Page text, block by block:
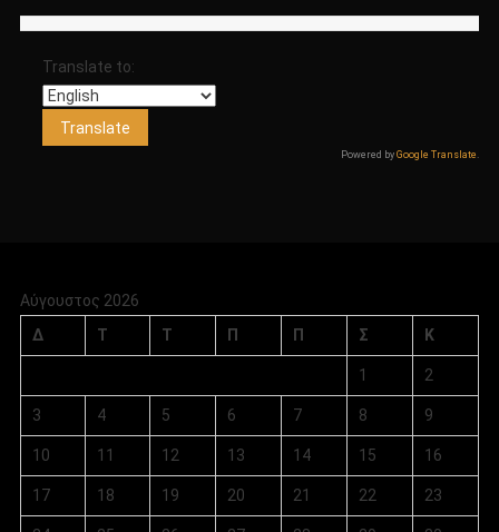
Translate to:
Powered byGoogle Translate .
Αύγουστος 2026
Δ
Τ Τ Π Π Σ Κ
1 2
3 4 5 6 7 8 9
10 11 12 13 14 15 16
17 18 19 20 21 22 23